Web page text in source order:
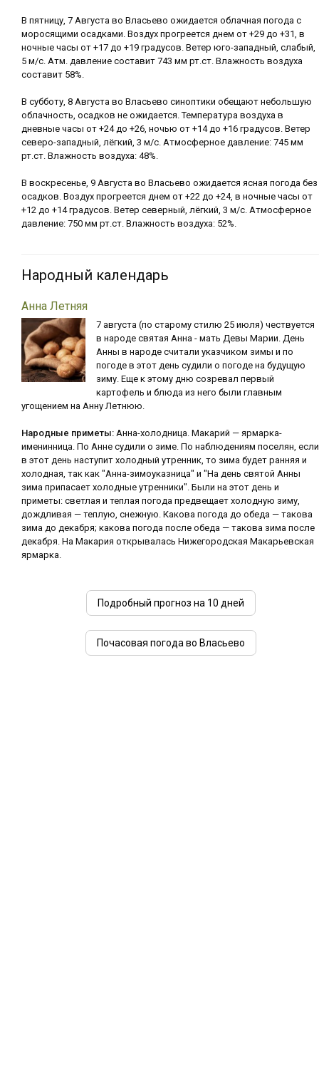
В пятницу, 7 Августа во Власьево ожидается облачная погода с
моросящими осадками. Воздух прогреется днем от +29 до +31, в
ночные часы от +17 до +19 градусов. Ветер юго-западный, слабый,
5 м/с. Атм. давление составит 743 мм рт.ст. Влажность воздуха
составит 58%.
В субботу, 8 Августа во Власьево синоптики обещают небольшую
облачность, осадков не ожидается. Температура воздуха в
дневные часы от +24 до +26, ночью от +14 до +16 градусов. Ветер
северо-западный, лёгкий, 3 м/с. Атмосферное давление: 745 мм
рт.ст. Влажность воздуха: 48%.
В воскресенье, 9 Августа во Власьево ожидается ясная погода без
осадков. Воздух прогреется днем от +22 до +24, в ночные часы от
+12 до +14 градусов. Ветер северный, лёгкий, 3 м/с. Атмосферное
давление: 750 мм рт.ст. Влажность воздуха: 52%.
Народный календарь
Анна Летняя
7 августа (по старому стилю 25 июля) чествуется
в народе святая Анна - мать Девы Марии. День
Анны в народе считали указчиком зимы и по
погоде в этот день судили о погоде на будущую
зиму. Еще к этому дню созревал первый
картофель и блюда из него были главным
угощением на Анну Летнюю.
Народные приметы: Анна-холодница. Макарий — ярмарка-
именинница. По Анне судили о зиме. По наблюдениям поселян, если
в этот день наступит холодный утренник, то зима будет ранняя и
холодная, так как "Анна-зимоуказница" и "На день святой Анны
зима припасает холодные утренники". Были на этот день и
приметы: светлая и теплая погода предвещает холодную зиму,
дождливая — теплую, снежную. Какова погода до обеда — такова
зима до декабря; какова погода после обеда — такова зима после
декабря. На Макария открывалась Нижегородская Макарьевская
ярмарка.
Подробный прогноз на 10 дней
Почасовая погода во Власьево